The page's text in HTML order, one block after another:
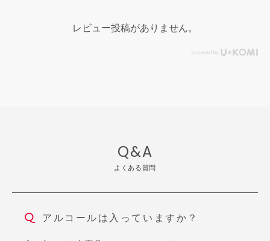
レビュー投稿がありません。
Q&A
よくある質問
アルコールは入っていますか？